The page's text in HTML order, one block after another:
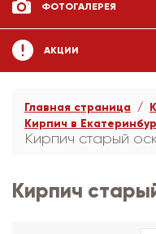
ФОТОГАЛЕРЕЯ
АКЦИИ
Главная страница
Кирпич в
Кирпич старый
Кирпич